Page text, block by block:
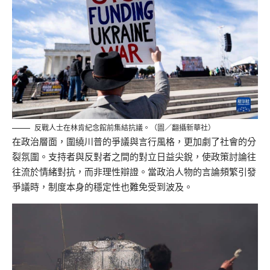
反戰人士在林肯紀念館前集結抗議。（圖／翻攝新華社）
在政治層面，圍繞川普的爭議與言行風格，更加劇了社會的分
裂氛圍。支持者與反對者之間的對立日益尖銳，使政策討論往
往流於情緒對抗，而非理性辯證。當政治人物的言論頻繁引發
爭議時，制度本身的穩定性也難免受到波及。